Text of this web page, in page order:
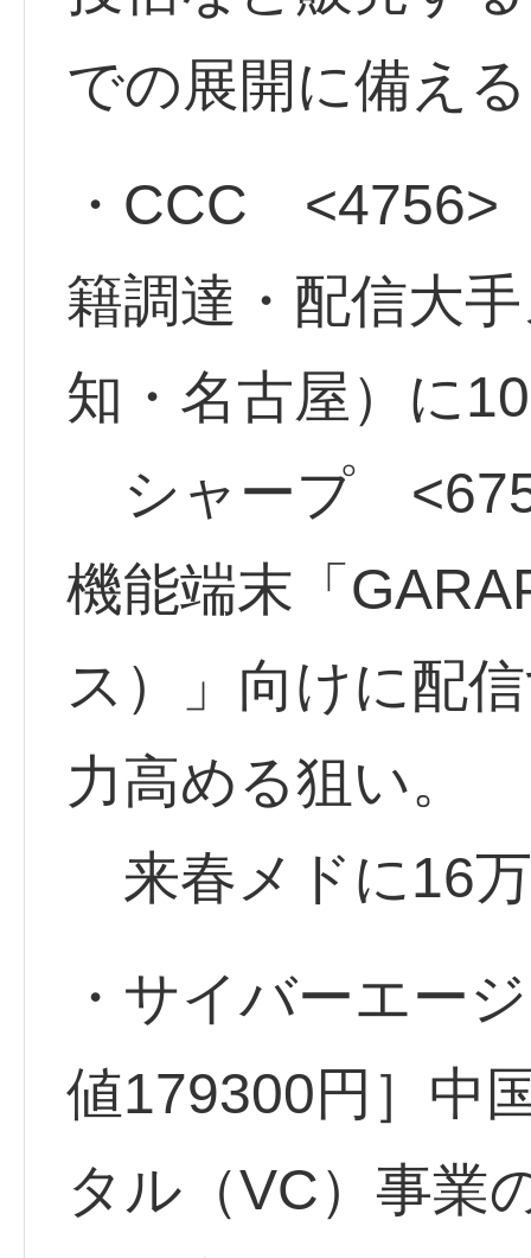
での展開に備え
・CCC <4756>
籍調達・配信大
知・名古屋）に
シャープ
機能端末「
ス）」向けに配
力高める狙い。
来春メドに16
・サイバーエー
値179300円］中
タル（VC）事業